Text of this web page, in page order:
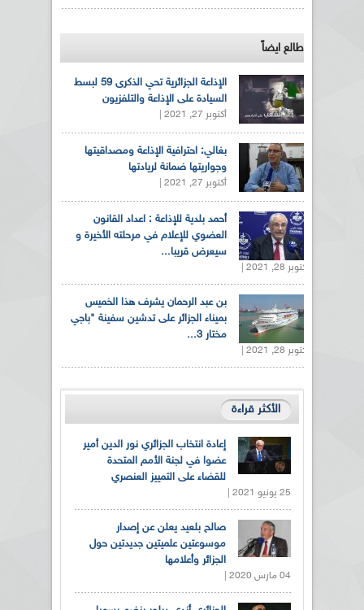
طالع ايضاً
الإذاعة الجزائرية تحي الذكرى 59 لبسط
السيادة على الإذاعة والتلفزيون
أكتوبر 27, 2021 |
بغالي: احترافية الإذاعة ومصداقيتها
وجواريتها ضمانة لريادتها
أكتوبر 27, 2021 |
أحمد بلدية للإذاعة : اعداد القانون
العضوي للإعلام في مرحلته الأخيرة و
سيعرض قريبا...
أكتوبر 28, 2021 |
بن عبد الرحمان يشرف هذا الخميس
بميناء الجزائر على تدشين سفينة "باجي
مختار 3...
أكتوبر 28, 2021 |
الأكثر قراءة
إعادة انتخاب الجزائري نور الدين أمير
عضوا في لجنة الأمم المتحدة
للقضاء على التمييز العنصري
25 يونيو 2021 |
صالح بلعيد يعلن عن إصدار
موسوعتين علميتين جديدتين حول
الجزائر وأعلامها
04 مارس 2020 |